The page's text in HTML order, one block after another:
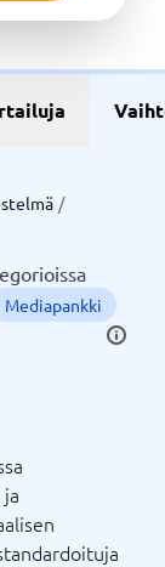
/
Mediapankki